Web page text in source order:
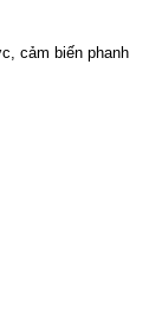
cảm biến phanh